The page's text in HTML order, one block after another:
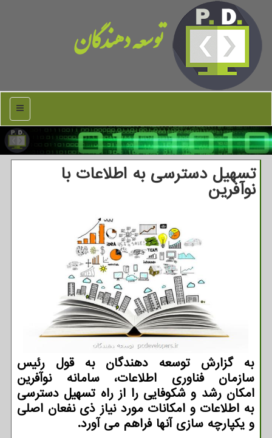
توسعه دهندگان
منو
تسهیل دسترسی به اطلاعات با
نوآفرین
به گزارش توسعه دهندگان به قول رئیس
سازمان فناوری اطلاعات، سامانه نوآفرین
امكان رشد و شكوفایی را از راه تسهیل دسترسی
به اطلاعات و امكانات مورد نیاز ذی نفعان اصلی
و یكپارچه سازی آنها فراهم می آورد.